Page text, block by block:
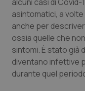
Sardegna
Sicilia
Toscana
Malattia di
Obesità
asintomatici, a
anche per
ossia quelle che
sintomi. È stato già
diventano infettive
durante quel